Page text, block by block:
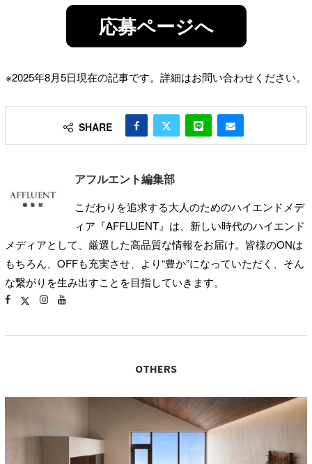
応募ページへ
※2025年8月5日現在の記事です。詳細はお問い合わせください。
SHARE
アフルエント編集部
こだわりを追求する大人のためのハイエンドメデ
ィア『AFFLUENT』は、新しい時代のハイエンド
メディアとして、厳選した高品質な情報をお届け。皆様のONは
もちろん、OFFも充実させ、より“豊か”になっていただく、そん
な繋がりを生み出すことを目指していきます。
OTHERS